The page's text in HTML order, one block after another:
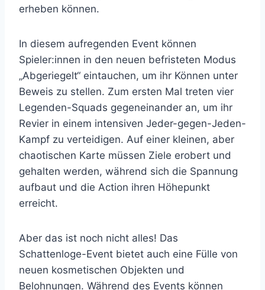
erheben können.
In diesem aufregenden Event können
Spieler:innen in den neuen befristeten Modus
„Abgeriegelt“ eintauchen, um ihr Können unter
Beweis zu stellen. Zum ersten Mal treten vier
Legenden-Squads gegeneinander an, um ihr
Revier in einem intensiven Jeder-gegen-Jeden-
Kampf zu verteidigen. Auf einer kleinen, aber
chaotischen Karte müssen Ziele erobert und
gehalten werden, während sich die Spannung
aufbaut und die Action ihren Höhepunkt
erreicht.
Aber das ist noch nicht alles! Das
Schattenloge-Event bietet auch eine Fülle von
neuen kosmetischen Objekten und
Belohnungen. Während des Events können